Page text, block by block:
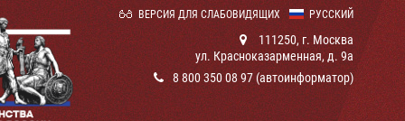
РУССКИЙ
ВЕРСИЯ ДЛЯ СЛАБОВИДЯЩИХ
111250, г. Москва
ул. Красноказарменная, д. 9а
8 800 350 08 97 (автоинформатор)